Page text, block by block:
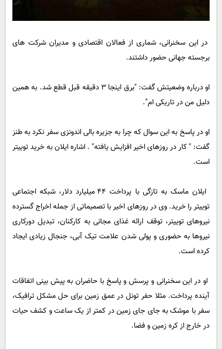
در این سخنرانی،‌ شماری از فعالان اقتصادی و مدیران شرکت های
برجسته جهانی حضور داشتند.
او درباره وضعیتش گفت:‌ "برق اینجا 3 دقیقه قبل قطع شد. به همین
دلیل من در تاریکی ام".
او در پاسخ به این سوال که چرا به جزیره بالی اندونزی سفر نکرد به طنز
گفت:‌ " کار در روزهای اخیر افزایش یافته" . اشاره ایلان به خرید توییتر
است.
ایلان ماسک به تازگی با پرداخت 44 میلیارد دلار،‌ شبکه اجتماعی
توییتر را خرید. وی در روزهای اخیر با تصمیماتی از جمله اخراج گسترده
نیروهای توییتر، توقف ارائه غذای مجانی به کارکنان،‌ تبدیل دورکاری
نیروها به حضوری و پولی شدن علامت تیک آبی،‌ جنجال زیادی ایجاد
کرده است.
او در این سخنرانی و پرسش و پاسخ با حاضران به پیش بینی اتفاقات
آینده پرداخت. مثلا حفر تونل در عمق زمین برای حل مشکل ترافیک،‌
سفر با موشک به جای جای زمین در کمتر از یک ساعت و کشف حیات
در خارج از کره زمین و فضا.